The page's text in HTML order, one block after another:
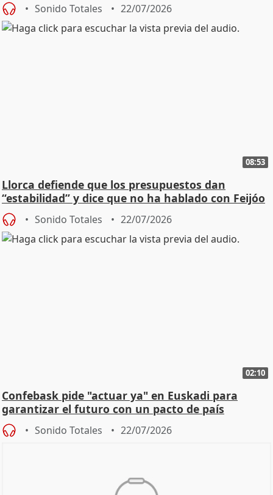
Sonido Totales 22/07/2026
08:53
Llorca defiende que los presupuestos dan
“estabilidad” y dice que no ha hablado con Feijóo
Sonido Totales 22/07/2026
02:10
Confebask pide "actuar ya" en Euskadi para
garantizar el futuro con un pacto de país
Sonido Totales 22/07/2026